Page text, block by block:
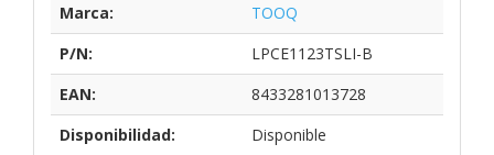
Marca:
TOOQ
P/N:
LPCE1123TSLI-B
EAN:
8433281013728
Disponibilidad:
Disponible